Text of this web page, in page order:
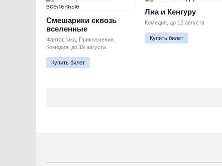
ПРЕМЬЕРА
Смешарики сквозь
вселенные
Фантастика, Приключения,
Комедия, до 19 августа
Купить билет
Лиа и Кенгуру
Комедия, до 12 августа
Купить билет